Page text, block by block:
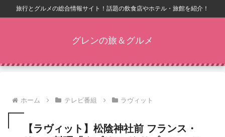
旅行とグルメの総合情報サイト！話題の飲食店やホテル・旅館を紹介！
グレンの旅＆グルメ
ホーム テレビ番組 ラヴィット
【ラヴィット】松陰神社前 フランス・